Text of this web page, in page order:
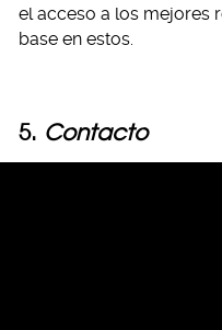
el acceso a los mejores
base en estos.
5. Contacto